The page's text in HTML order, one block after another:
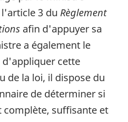
3 du Règlement
afin d'appuyer sa
a également le
cette
de la loi, il dispose du
de déterminer si
complète, suffisante et